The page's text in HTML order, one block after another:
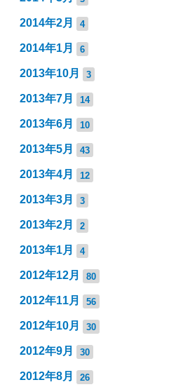
2014年2月 4
2014年1月 6
2013年10月 3
2013年7月 14
2013年6月 10
2013年5月 43
2013年4月 12
2013年3月 3
2013年2月 2
2013年1月 4
2012年12月 80
2012年11月 56
2012年10月 30
2012年9月 30
2012年8月 26